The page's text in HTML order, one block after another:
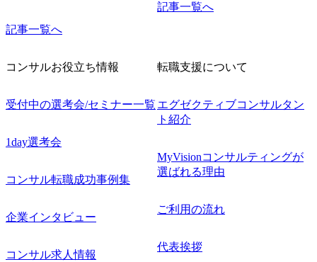
記事一覧へ
記事一覧へ
コンサルお役立ち情報
受付中の選考会/セミナー一覧
1day選考会
コンサル転職成功事例集
企業インタビュー
コンサル求人情報
転職支援について
エグゼクティブコンサルタン
ト紹介
MyVisionコンサルティングが
選ばれる理由
ご利用の流れ
代表挨拶